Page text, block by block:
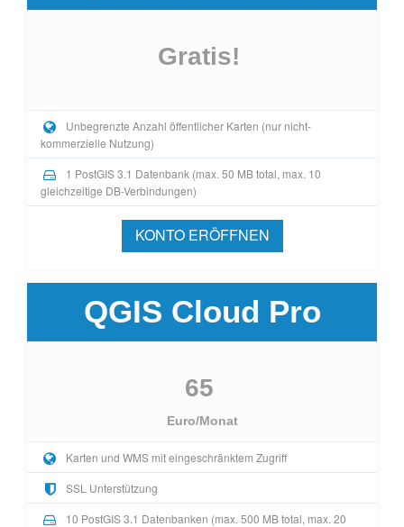
Gratis!
Unbegrenzte Anzahl öffentlicher Karten (nur nicht-
kommerzielle Nutzung)
1 PostGIS 3.1 Datenbank (max. 50 MB total, max. 10
gleichzeitige DB-Verbindungen)
KONTO ERÖFFNEN
QGIS Cloud Pro
65
Euro/Monat
Karten und WMS mit eingeschränktem Zugriff
SSL Unterstützung
10 PostGIS 3.1 Datenbanken (max. 500 MB total, max. 20